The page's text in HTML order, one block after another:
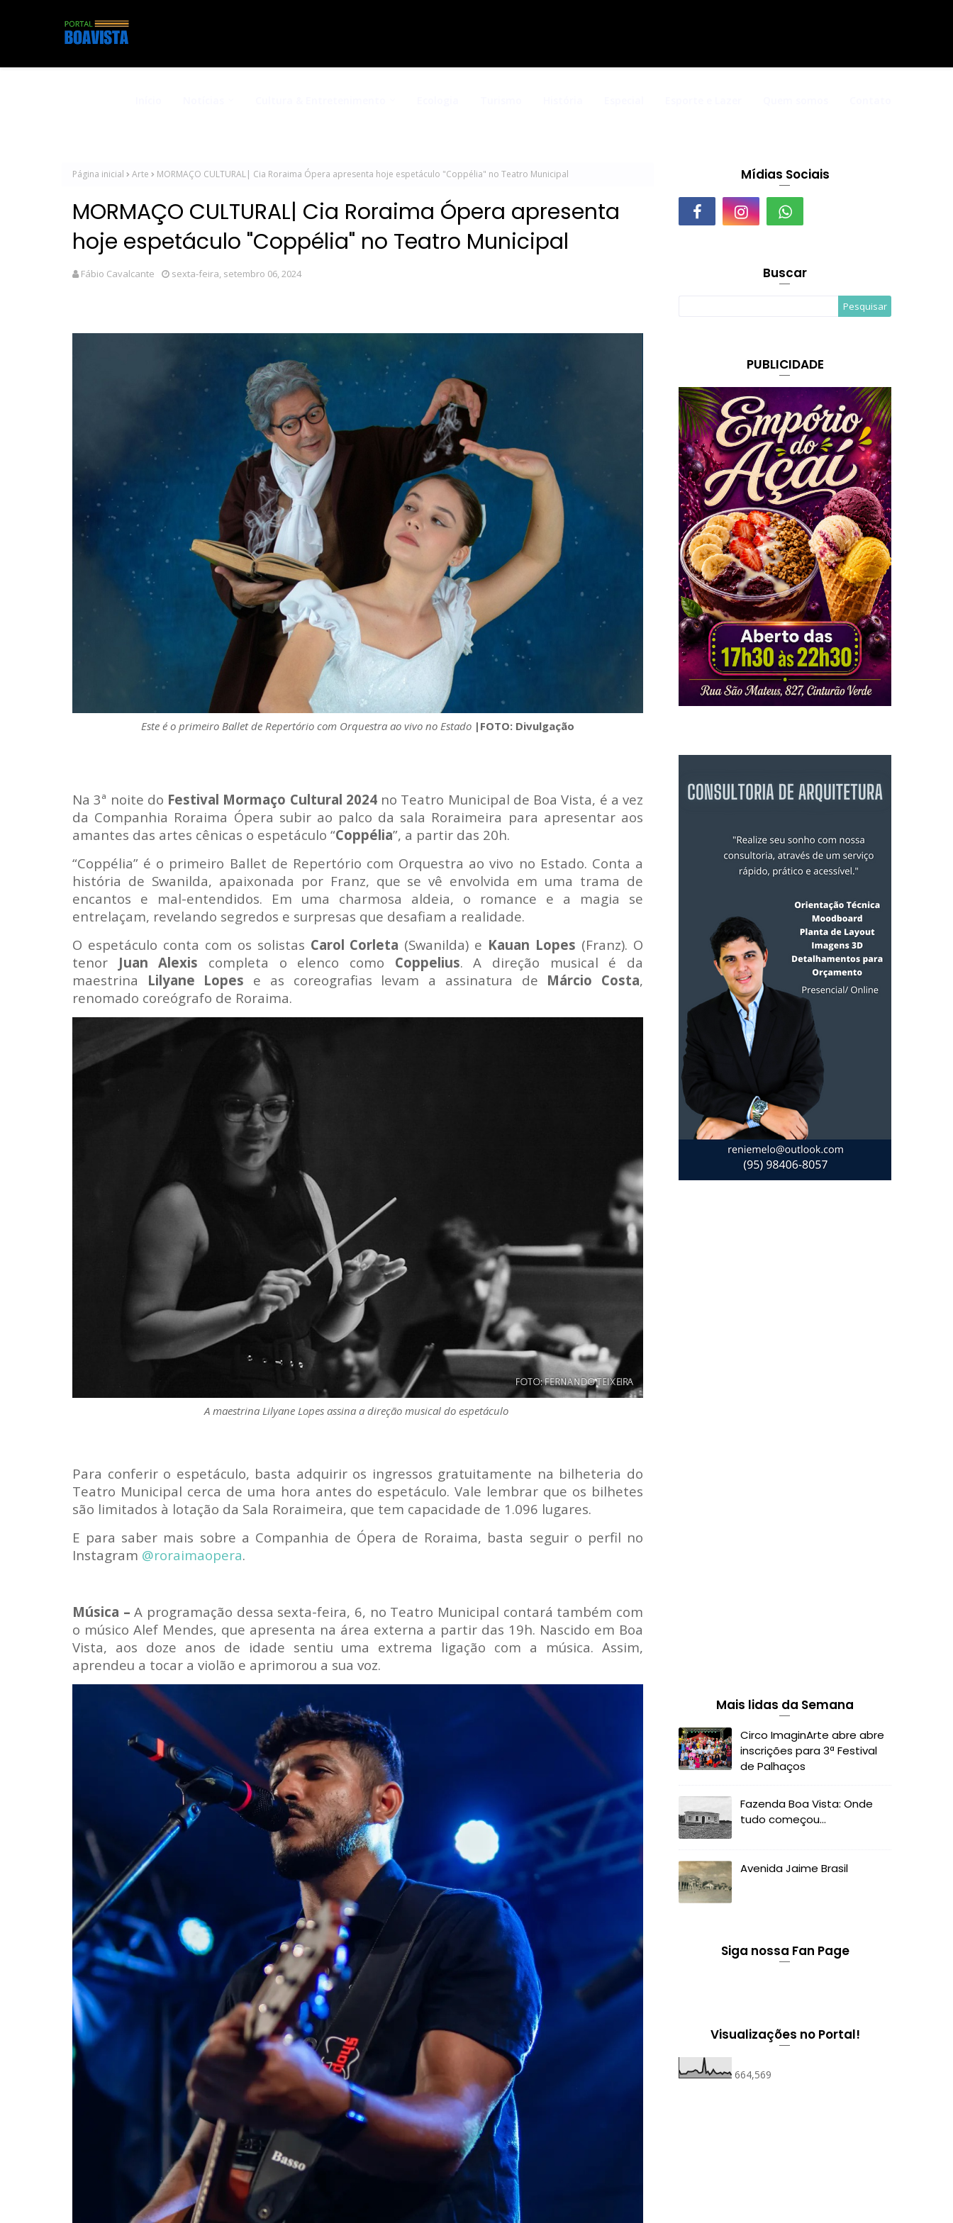
Página inicial Arte MORMAÇO CULTURAL| Cia Roraima Ópera apresenta hoje espetáculo "Coppélia" no Teatro Municipal
MORMAÇO CULTURAL| Cia Roraima Ópera apresenta
hoje espetáculo "Coppélia" no Teatro Municipal
Fábio Cavalcante sexta-feira, setembro 06, 2024
Este é o primeiro Ballet de Repertório com Orquestra ao vivo no Estado |FOTO: Divulgação
Na 3ª noite do Festival Mormaço Cultural 2024 no Teatro Municipal de Boa Vista, é a vez
da Companhia Roraima Ópera subir ao palco da sala Roraimeira para apresentar aos
amantes das artes cênicas o espetáculo “Coppélia”, a partir das 20h.
“Coppélia” é o primeiro Ballet de Repertório com Orquestra ao vivo no Estado. Conta a
história de Swanilda, apaixonada por Franz, que se vê envolvida em uma trama de
encantos e mal-entendidos. Em uma charmosa aldeia, o romance e a magia se
entrelaçam, revelando segredos e surpresas que desafiam a realidade.
O espetáculo conta com os solistas Carol Corleta (Swanilda) e Kauan Lopes (Franz). O
tenor Juan Alexis completa o elenco como Coppelius. A direção musical é da
maestrina Lilyane Lopes e as coreografias levam a assinatura de Márcio Costa,
renomado coreógrafo de Roraima.
A maestrina Lilyane Lopes assina a direção musical do espetáculo
Para conferir o espetáculo, basta adquirir os ingressos gratuitamente na bilheteria do
Teatro Municipal cerca de uma hora antes do espetáculo. Vale lembrar que os bilhetes
são limitados à lotação da Sala Roraimeira, que tem capacidade de 1.096 lugares.
E para saber mais sobre a Companhia de Ópera de Roraima, basta seguir o perfil no
Instagram @roraimaopera.
Música – A programação dessa sexta-feira, 6, no Teatro Municipal contará também com
o músico Alef Mendes, que apresenta na área externa a partir das 19h. Nascido em Boa
Vista, aos doze anos de idade sentiu uma extrema ligação com a música. Assim,
aprendeu a tocar a violão e aprimorou a sua voz.
Mídias Sociais
Buscar
PUBLICIDADE
Mais lidas da Semana
Circo ImaginArte abre abre
inscrições para 3ª Festival
de Palhaços
Fazenda Boa Vista: Onde
tudo começou...
Avenida Jaime Brasil
Siga nossa Fan Page
Visualizações no Portal!
664,569